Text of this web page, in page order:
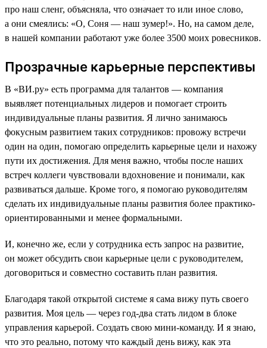
про наш сленг, объясняла, что означает то или иное слово,
а они смеялись: «О, Соня — наш зумер!». Но, на самом деле,
в нашей компании работают уже более 3500 моих ровесников.
Прозрачные карьерные перспективы
В «ВИ.ру» есть программа для талантов — компания
выявляет потенциальных лидеров и помогает строить
индивидуальные планы развития. Я лично занимаюсь
фокусным развитием таких сотрудников: провожу встречи
один на один, помогаю определить карьерные цели и нахожу
пути их достижения. Для меня важно, чтобы после наших
встреч коллеги чувствовали вдохновение и понимали, как
развиваться дальше. Кроме того, я помогаю руководителям
сделать их индивидуальные планы развития более практико-
ориентированными и менее формальными.
И, конечно же, если у сотрудника есть запрос на развитие,
он может обсудить свои карьерные цели с руководителем,
договориться и совместно составить план развития.
Благодаря такой открытой системе я сама вижу путь своего
развития. Моя цель — через год-два стать лидом в блоке
управления карьерой. Создать свою мини-команду. И я знаю,
что это реально, потому что каждый день вижу, как эта